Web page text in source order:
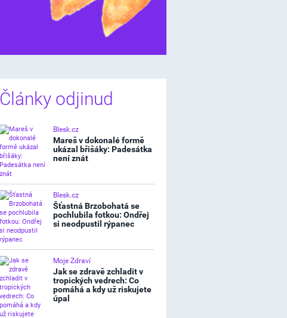
Články odjinud
Blesk.cz
Mareš v dokonalé formě
ukázal břišáky: Padesátka
není znát
Blesk.cz
Šťastná Brzobohatá se
pochlubila fotkou: Ondřej
si neodpustil rýpanec
Moje Zdraví
Jak se zdravě zchladit v
tropických vedrech: Co
pomáhá a kdy už riskujete
úpal